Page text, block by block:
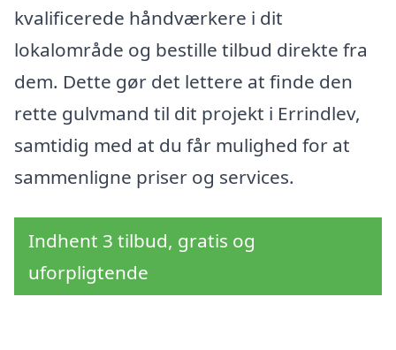
kvalificerede håndværkere i dit
lokalområde og bestille tilbud direkte fra
dem. Dette gør det lettere at finde den
rette gulvmand til dit projekt i Errindlev,
samtidig med at du får mulighed for at
sammenligne priser og services.
Indhent 3 tilbud, gratis og
uforpligtende